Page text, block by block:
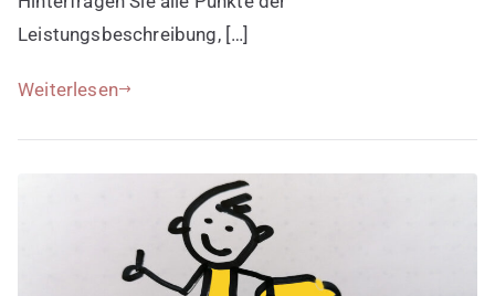
Leistungsbeschreibung, […]
Weiterlesen